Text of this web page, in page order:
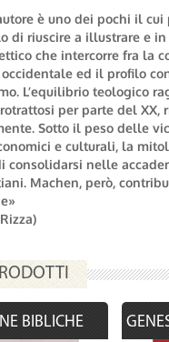
è uno dei pochi il
di riuscire a illustrare e
che intercorre fra la
ed il profilo
L’equilibrio teologico
per parte del XX,
Sotto il peso delle
e culturali, la
consolidarsi nelle
Machen, però,
BIBLICHE